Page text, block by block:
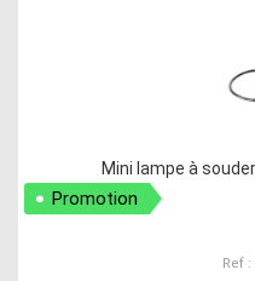
Mini lampe à
Promotion
Ref :